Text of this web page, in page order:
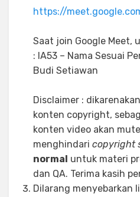
https://
Saat join Google Meet,
: IA53 – Nama Sesuai
Budi Setiawan
Disclaimer :
konten copyright,
konten video akan
menghindari copyright
normal untuk materi
dan QA. Terima kasih
Dilarang menyebarkan